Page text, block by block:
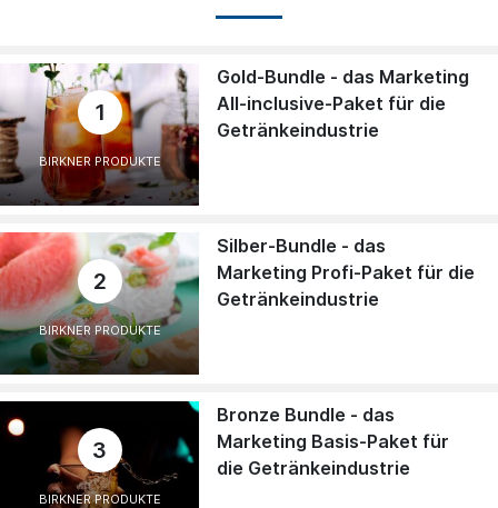
1
BIRKNER PRODUKTE
Gold-Bundle - das Marketing
All-inclusive-Paket für die
Getränkeindustrie
2
BIRKNER PRODUKTE
Silber-Bundle - das
Marketing Profi-Paket für die
Getränkeindustrie
3
BIRKNER PRODUKTE
Bronze Bundle - das
Marketing Basis-Paket für
die Getränkeindustrie